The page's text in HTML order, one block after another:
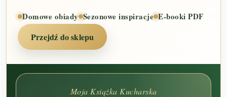
Domowe obiady Sezonowe inspiracje E-booki PDF
Przejdź do sklepu
Moja Książka Kucharska